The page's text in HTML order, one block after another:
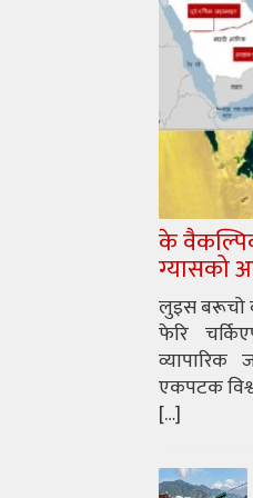
के
ग्यासको
लुइस बरूचो
फेरि
व्यापारिक
एकपटक
[…]